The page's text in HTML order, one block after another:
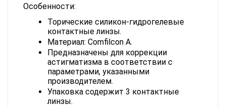
Особенности:
Торические силикон-гидрогелевые
контактные линзы.
Материал: Comfilcon A.
Предназначены для коррекции
астигматизма в соответствии с
параметрами, указанными
производителем.
Упаковка содержит 3 контактные
линзы.